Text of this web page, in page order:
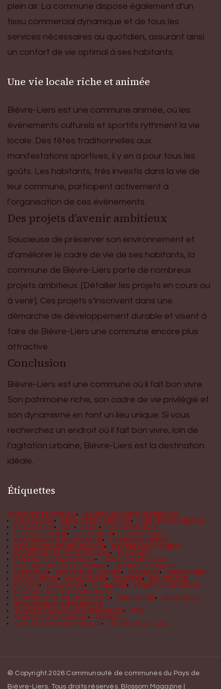
plein air. La commune dispose également d’un
tissu commercial dynamique et de tous les
services nécessaires au quotidien, assurant ainsi
un confort de vie optimal à ses habitants.
Une vie locale riche et animée
Bièvre-Liers est une commune animée, où les
événements culturels et sportifs rythment la vie
locale. Des fêtes traditionnelles aux
manifestations sportives, il y en a pour tous les
goûts. Les habitants, très investis dans la vie de
leur commune, participent activement à
l’organisation de ces événements.
Des projets d’avenir ambitieux
Soucieuse de préserver son environnement et
d’améliorer le cadre de vie de ses habitants, la
commune de Bièvre-Liers porte de nombreux
projets ambitieux. [Détailler les projets en cours ou
à venir]. Ces projets s’inscrivent dans une
démarche de développement durable et visent à
faire de Bièvre-Liers une commune encore plus
attractive.
Conclusion
Bièvre-Liers est une commune où il fait bon vivre.
Son patrimoine riche, son cadre de vie privilégié et
son dynamisme en font un lieu unique. Si vous
recherchez un endroit où il fait bon vivre, loin de
l’agitation urbaine, Bièvre-Liers est la destination
idéale.
Étiquettes
ACTIVITÉ PHYSIQUE AMÉNAGEMENT INTÉRIEUR
ANIMATION BIEN-ÊTRE CHEZ SOI BIEN-ÊTRE MENTAL
BÉTON CIRÉ CBD CHAT CHAUFFAGISTE
CLIMATISATION COUVREUR CRÉDIT AUTO
DÉCORATION INTÉRIEURE DÉMÉNAGEMENT
EFFICACITÉ ÉNERGÉTIQUE EXPÉRIENCE CLIENT
EXPÉRIENCES CULTURELLES FAÇADIER
FINANCE PERSONNELLE GESTION FINANCE
HYGIÈNE BUCCO-DENTAIRE INVESTISSEMENT
JARDINIER LES CONDUCTEURS MATELAS MENUISIER
MOTO CROSS PAYSAGISTE PEINTRE PISCINISTE
PLAGES PLAQUISTE PLOMBIER POMPE À CHALEUR
RESTAURANT CASTELGINEST
RÉNOVATION ÉNERGÉTIQUE SERRURIER SPECTACLE
STRATÉGIE D'ENTREPRISE
TRANSFORMATION NUMÉRIQUE TVA
VOITURE D'OCCASION VOYAGE
VÉHICULES ÉLECTRIQUES ÉNERGIE SOLAIRE
© Copyright.2026 Communauté de communes du Pays de
Bièvre-Liers. Tous droits réservés. Blossom Magazine |